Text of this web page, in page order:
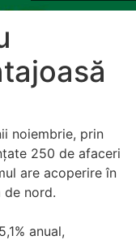
noiembrie, prin
250 de afaceri
are acoperire în
de nord.
anual,